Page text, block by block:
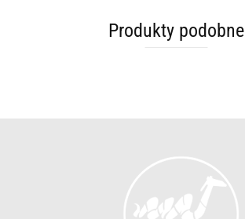
Produkty podobne